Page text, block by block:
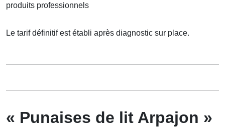
produits professionnels
Le tarif définitif est établi après diagnostic sur place.
« Punaises de lit Arpajon »